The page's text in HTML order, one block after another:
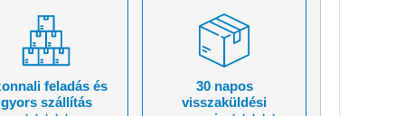
feladás és
gyors szállítás
30 napos
visszaküldési